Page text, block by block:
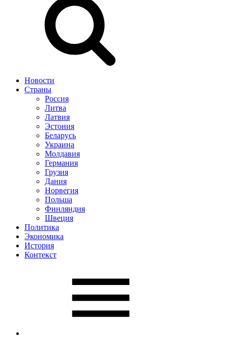
Новости
Страны
Россия
Литва
Латвия
Эстония
Беларусь
Украина
Молдавия
Германия
Грузия
Дания
Норвегия
Польша
Финляндия
Швеция
Политика
Экономика
История
Контекст